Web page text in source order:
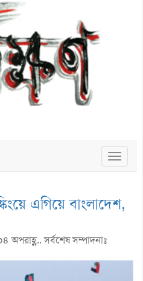
Toggle
এগিয়ে বাংলাদেশ,
সর্বশেষ সম্পাদনাঃ